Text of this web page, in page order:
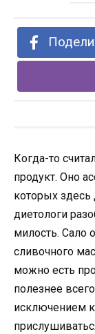
Когда-то
продукт. Оно
которых здесь
диетологи
милость. Сало
сливочного
можно есть
полезнее
исключением